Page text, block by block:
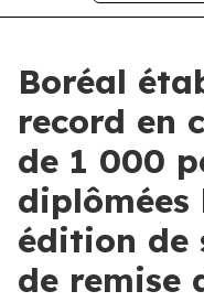
Boréal
record en
de 1 000
diplômées
édition de
de remise